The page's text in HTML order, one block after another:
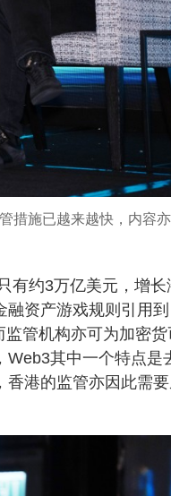
措施已越来越快，内容
有约3万亿美元，增长
资产游戏规则引用到
管机构亦可为加密货
Web3其中一个特点是
香港的监管亦因此需